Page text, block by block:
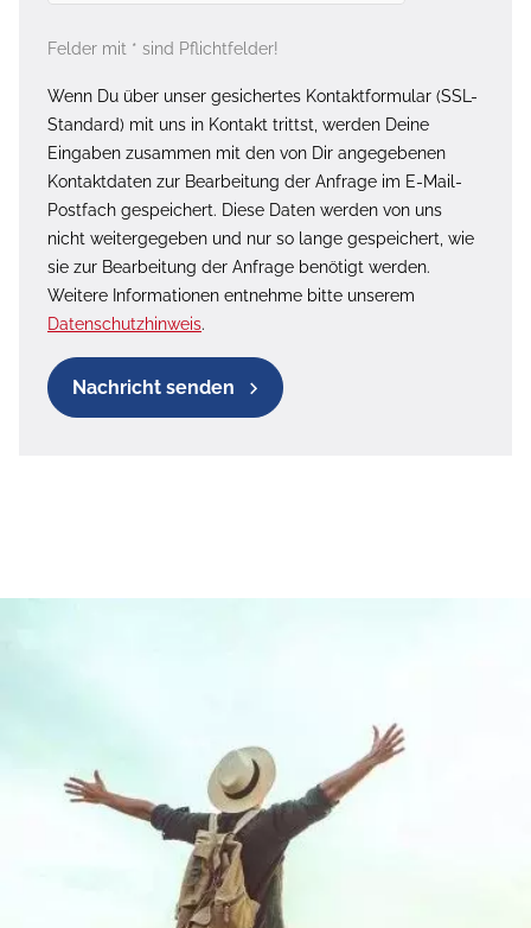
Felder mit * sind Pflichtfelder!
Wenn Du über unser gesichertes Kontaktformular (SSL-
Standard) mit uns in Kontakt trittst, werden Deine
Eingaben zusammen mit den von Dir angegebenen
Kontaktdaten zur Bearbeitung der Anfrage im E-Mail-
Postfach gespeichert. Diese Daten werden von uns
nicht weitergegeben und nur so lange gespeichert, wie
sie zur Bearbeitung der Anfrage benötigt werden.
Weitere Informationen entnehme bitte unserem
Datenschutzhinweis.
Nachricht senden